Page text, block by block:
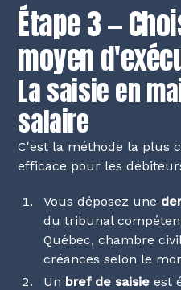
Étape 3 —
moyen
La saisie en
salaire
C'est la méthode la plus
efficace pour les
Vous déposez une
du tribunal
Québec, chambre
créances selon le
Un bref de saisie est